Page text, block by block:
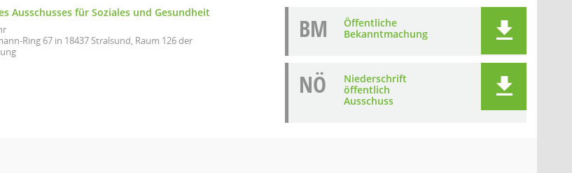
Ausschusses für Soziales und Gesundheit
Ring 67 in 18437 Stralsund, Raum 126 der
BM
Öffentliche
Bekanntmachung
NÖ
Niederschrift
öffentlich
Ausschuss